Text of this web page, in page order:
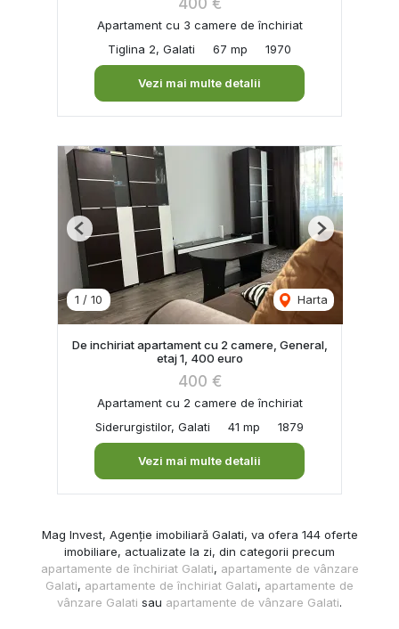
400 €
Apartament cu 3 camere de închiriat
Tiglina 2, Galati
67 mp 1970
Vezi mai multe detalii
1 / 10 Harta
Previous Next
De inchiriat apartament cu 2 camere, General,
etaj 1, 400 euro
400 €
Apartament cu 2 camere de închiriat
Siderurgistilor, Galati
41 mp 1879
Vezi mai multe detalii
Mag Invest, Agenție imobiliară Galati, va ofera 144 oferte
imobiliare, actualizate la zi, din categorii precum
apartamente de închiriat Galati, apartamente de vânzare
Galati, apartamente de închiriat Galati, apartamente de
vânzare Galati sau apartamente de vânzare Galati.